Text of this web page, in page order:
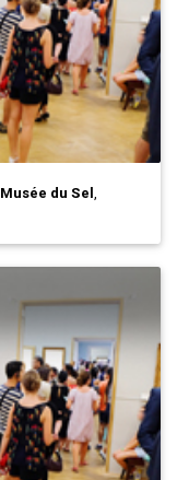
Musée du Sel,